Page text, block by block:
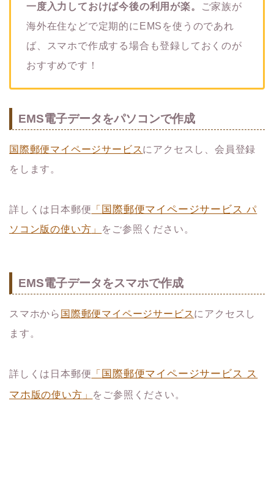
一度入力しておけば今後の利用が楽。
ご家族が
海外在住などで定期的にEMSを使うのであれ
ば、スマホで作成する場合も登録しておくのが
おすすめです！
EMS電子データをパソコンで作成
国際郵便マイページサービスにアクセスし、会員登録
をします。
詳しくは日本郵便 「 国際郵便マイページサービスパ
ソコン版の使い方 」 をご参照ください。
EMS電子データをスマホで作成
スマホから 国際郵便マイページサービスにアクセスし
ます。
詳しくは日本郵便 「 国際郵便マイページサービス ス
マホ版の使い方 」 をご参照ください。